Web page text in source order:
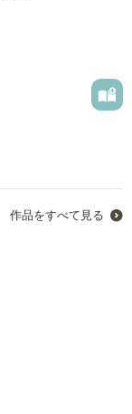
作品をすべて見る